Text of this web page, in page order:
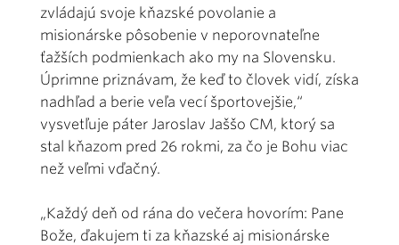
zvládajú svoje kňazské povolanie a
misionárske pôsobenie v neporovnateľne
ťažších podmienkach ako my na Slovensku.
Úprimne priznávam, že keď to človek vidí, získa
nadhľad a berie veľa vecí športovejšie,“
vysvetľuje páter Jaroslav Jaššo CM, ktorý sa
stal kňazom pred 26 rokmi, za čo je Bohu viac
než veľmi vďačný.
„Každý deň od rána do večera hovorím: Pane
Bože, ďakujem ti za kňazské aj misionárske